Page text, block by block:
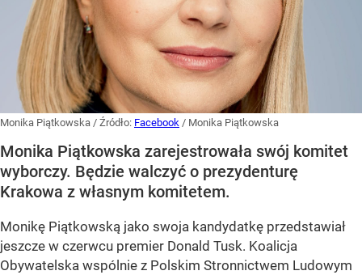
Monika Piątkowska / Źródło: Facebook / Monika Piątkowska
Monika Piątkowska zarejestrowała swój komitet
wyborczy. Będzie walczyć o prezydenturę
Krakowa z własnym komitetem.
Monikę Piątkowską jako swoja kandydatkę przedstawiał
jeszcze w czerwcu premier Donald Tusk. Koalicja
Obywatelska wspólnie z Polskim Stronnictwem Ludowym